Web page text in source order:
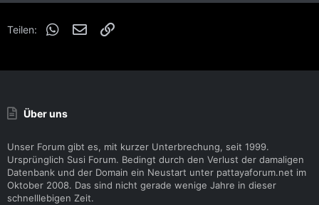
Teilen: WhatsApp
E-Mail
Über uns
Unser Forum gibt es, mit kurzer Unterbrechung, seit 1999.
Ursprünglich Susi Forum. Bedingt durch den Verlust der damaligen
Datenbank und der Domain ein Neustart unter pattayaforum.net im
Oktober 2008. Das sind nicht gerade wenige Jahre in dieser
schnelllebigen Zeit.